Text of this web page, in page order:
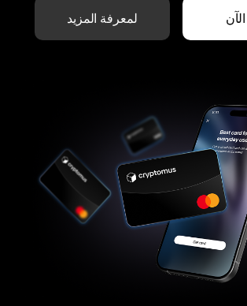
لمعرفة المزيد